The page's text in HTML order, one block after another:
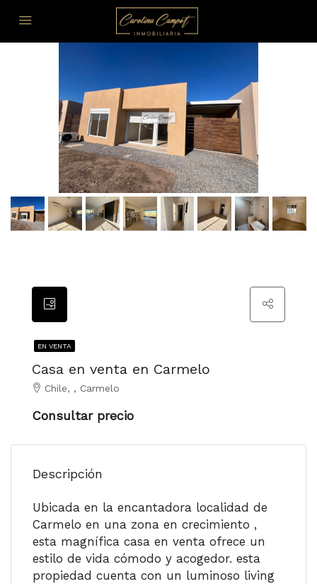
EN VENTA
Casa en venta en Carmelo
Chile, , Carmelo
Consultar precio
Descripción
Ubicada en la encantadora localidad de
Carmelo en una zona en crecimiento ,
esta magnífica casa en venta ofrece un
estilo de vida cómodo y acogedor. esta
propiedad cuenta con un luminoso living